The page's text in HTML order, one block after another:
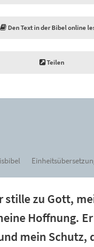
Den Text in der Bibel online
Teilen
Einheitsübersetzung
stille zu Gott,
Hoffnung.
mein Schutz,